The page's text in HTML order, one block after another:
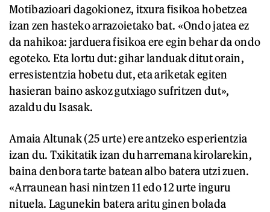
Motibazioari dagokionez, itxura fisikoa hobetzea
izan zen hasteko arrazoietako bat. «Ondo jatea ez
da nahikoa: jarduera fisikoa ere egin behar da ondo
egoteko. Eta lortu dut: gihar landuak ditut orain,
erresistentzia hobetu dut, eta ariketak egiten
hasieran baino askoz gutxiago sufritzen dut»,
azaldu du Isasak.
Amaia Altunak (25 urte) ere antzeko esperientzia
izan du. Txikitatik izan du harremana kirolarekin,
baina denbora tarte batean albo batera utzi zuen.
«Arraunean hasi nintzen 11 edo 12 urte inguru
nituela. Lagunekin batera aritu ginen bolada